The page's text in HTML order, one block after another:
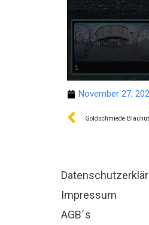
November 27,
Goldschmiede Blauhut
Impressum
AGB´s